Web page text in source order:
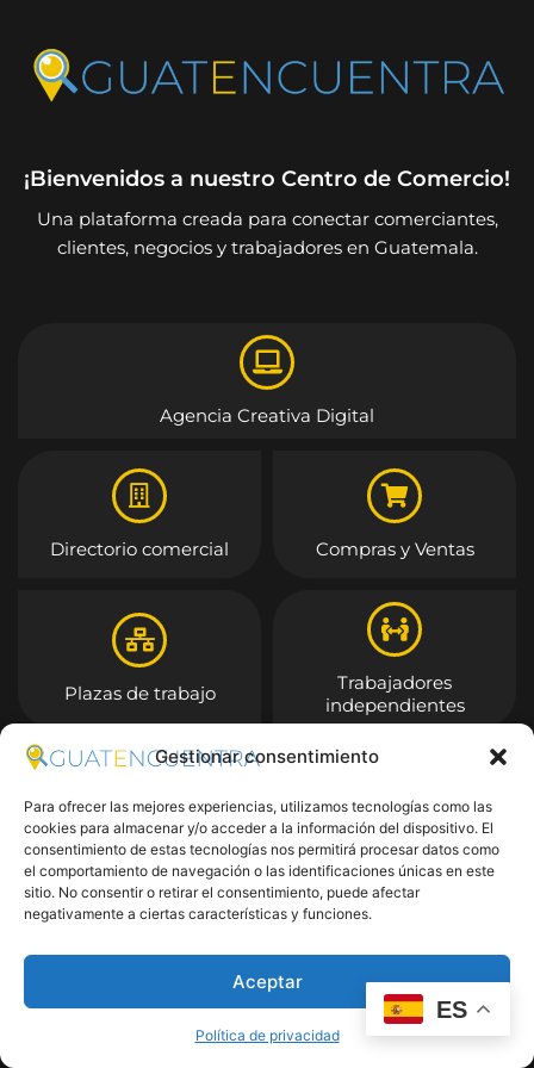
Gestionar consentimiento
Para ofrecer las mejores experiencias, utilizamos tecnologías como las
cookies para almacenar y/o acceder a la información del dispositivo. El
consentimiento de estas tecnologías nos permitirá procesar datos como
el comportamiento de navegación o las identificaciones únicas en este
sitio. No consentir o retirar el consentimiento, puede afectar
negativamente a ciertas características y funciones.
Aceptar
Política de privacidad
¡Bienvenidos a nuestro Centro de Comercio!
Una plataforma creada para conectar comerciantes,
clientes, negocios y trabajadores en Guatemala.
Agencia Creativa Digital
Directorio comercial Compras y Ventas
Plazas de trabajo
Trabajadores
independientes
Entrar
ES